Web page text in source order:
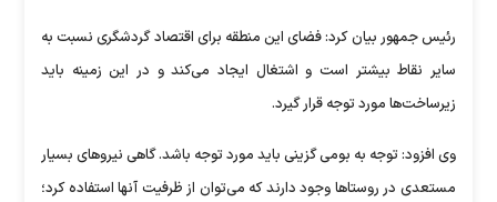
رئیس جمهور بیان کرد: فضای این منطقه برای اقتصاد گردشگری نسبت به
سایر نقاط بیشتر است و اشتغال ایجاد می‌کند و در این زمینه باید
زیرساخت‌ها مورد ‏توجه قرار گیرد. ‏
وی افزود: توجه به بومی گزینی باید مورد توجه باشد. گاهی نیروهای بسیار
مستعدی در روستاها وجود دارند که می‌توان از ظرفیت آنها استفاده ‏کرد؛